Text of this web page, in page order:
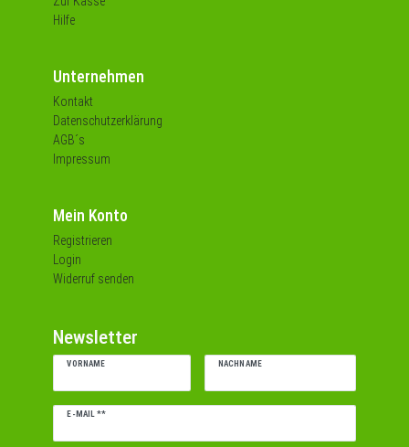
Hilfe
Unternehmen
Kontakt
Datenschutzerklärung
AGB´s
Impressum
Mein Konto
Registrieren
Login
Widerruf senden
Newsletter
VORNAME NACHNAME
E-MAIL **
Newsletter